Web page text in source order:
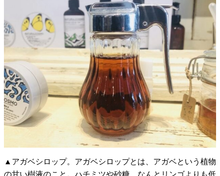
▲アガベシロップ。アガベシロップとは、アガベという植物
の甘い樹液のこと。ハチミツや砂糖、なんとリンゴよりも低